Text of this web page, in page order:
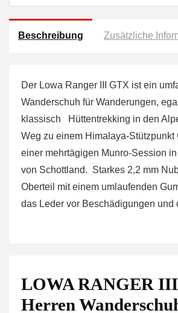
Beschreibung Zusätzliche
Der Lowa Ranger III GTX ist ein
Wanderschuh für Wanderungen,
klassisch Hüttentrekking in den
Weg zu einem Himalaya-Stützpunkt
einer mehrtägigen Munro-Session
von Schottland. Starkes 2,2 mm
Oberteil mit einem umlaufenden
das Leder vor Beschädigungen und
LOWA RANGER
Herren